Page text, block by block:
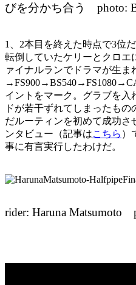
びを分かち合う photo:
1、2本目を終えた時点で3位
転倒していたケリーとクロエ
ァイナルランでドラマが生
イントをマーク。グラブを入
ドが若干ずれてしまったもの
だルーティンを初めて成功さ
ンタビュー（記事はこちら ）
事に有言実行したわけだ。
rider: Haruna Matsumoto